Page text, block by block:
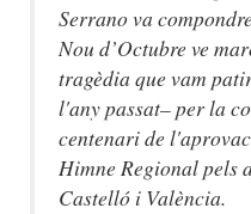
Serrano va
Nou d’Octubre ve
tragèdia que vam
l'any passat– per la
centenari de
Himne Regional pels
Castelló i València.